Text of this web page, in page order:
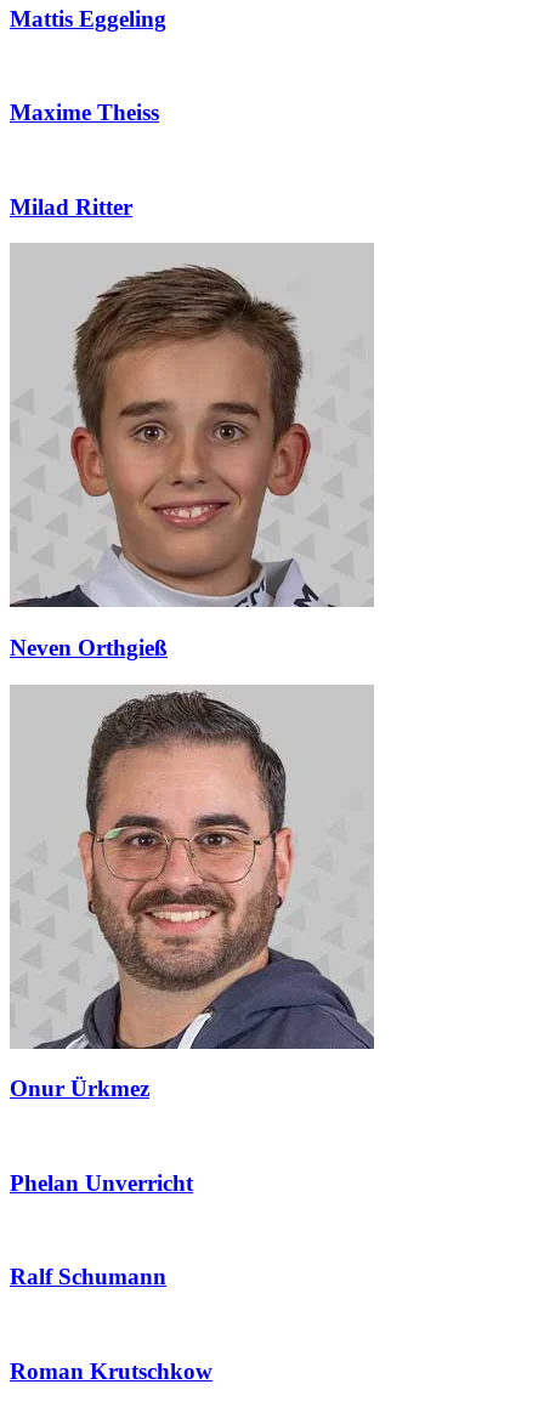
Mattis Eggeling
Maxime Theiss
Milad Ritter
Neven Orthgieß
Onur Ürkmez
Phelan Unverricht
Ralf Schumann
Roman Krutschkow